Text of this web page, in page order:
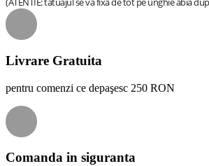
Livrare Gratuita
pentru comenzi ce depaşesc 250 RON
Comanda in siguranta